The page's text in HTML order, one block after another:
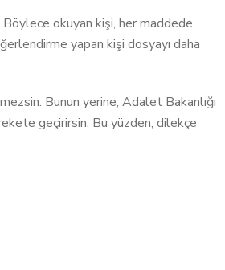
Böylece okuyan kişi, her maddede
yapan kişi dosyayı daha
Bunun yerine, Adalet Bakanlığı
geçirirsin. Bu yüzden, dilekçe